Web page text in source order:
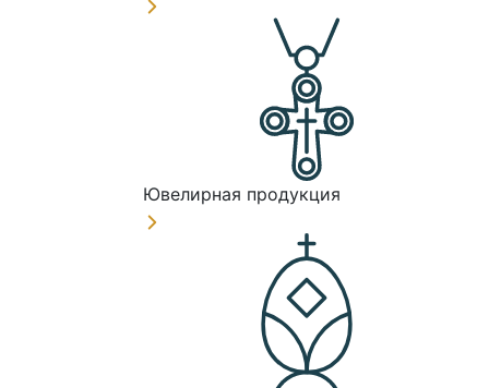
Ювелирная продукция